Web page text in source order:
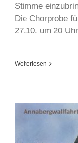
Stimme
Die Chorprobe
27.10. um 20
Weiterlesen